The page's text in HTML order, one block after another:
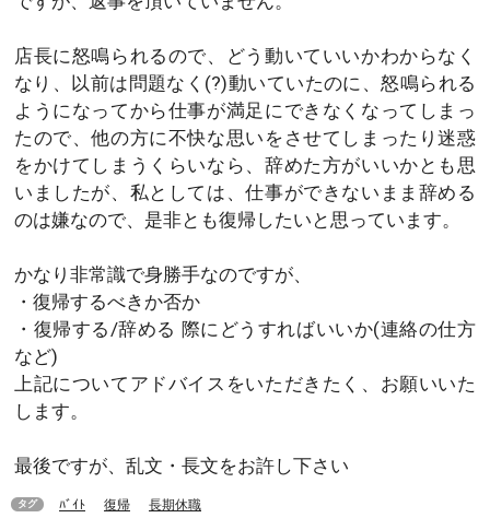
店長に怒鳴られるので、どう動いていいかわからなく
なり、以前は問題なく(?)動いていたのに、怒鳴られる
ようになってから仕事が満足にできなくなってしまっ
たので、他の方に不快な思いをさせてしまったり迷惑
をかけてしまうくらいなら、辞めた方がいいかとも思
いましたが、私としては、仕事ができないまま辞める
のは嫌なので、是非とも復帰したいと思っています。
かなり非常識で身勝手なのですが、
・復帰するべきか否か
・復帰する/辞める 際にどうすればいいか(連絡の仕方
など)
上記についてアドバイスをいただきたく、お願いいた
します。
最後ですが、乱文・長文をお許し下さい
タグ ﾊﾞｲﾄ 復帰 長期休職